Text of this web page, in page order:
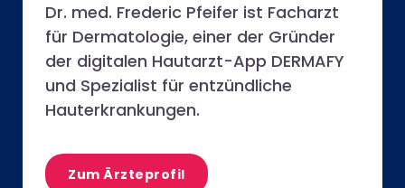
Dr. med. Frederic Pfeifer ist Facharzt
für Dermatologie, einer der Gründer
der digitalen Hautarzt-App DERMAFY
und Spezialist für entzündliche
Hauterkrankungen.
Zum Ärzteprofil